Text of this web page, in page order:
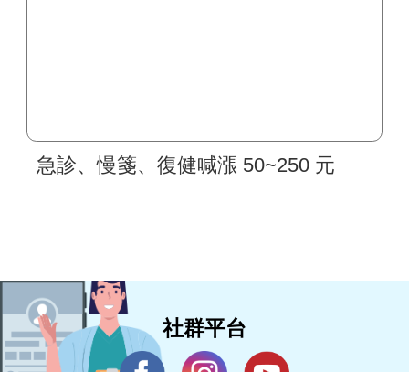
急診、慢箋、復健喊漲 50~250 元
社群平台